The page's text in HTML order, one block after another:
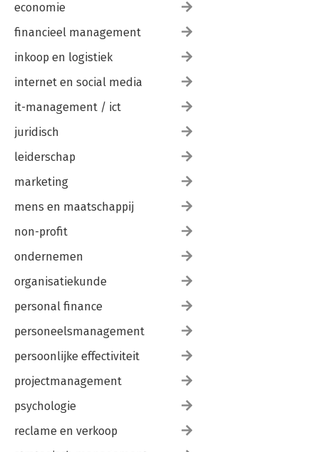
economie
financieel management
inkoop en logistiek
internet en social media
it-management / ict
juridisch
leiderschap
marketing
mens en maatschappij
non-profit
ondernemen
organisatiekunde
personal finance
personeelsmanagement
persoonlijke effectiviteit
projectmanagement
psychologie
reclame en verkoop